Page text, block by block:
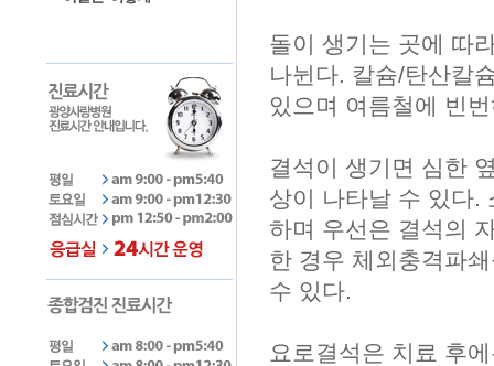
돌이 생기는 곳에 따
나뉜다. 칼슘/탄산칼
있으며 여름철에 빈
결석이 생기면 심한
상이 나타날 수 있다.
하며 우선은 결석의
한 경우 체외충격파
수 있다.
요로결석은 치료 후